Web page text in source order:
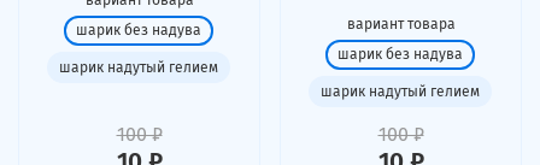
шарик без надува
шарик надутый гелием
100 ₽
вариант товара
шарик без надува
шарик надутый гелием
100 ₽